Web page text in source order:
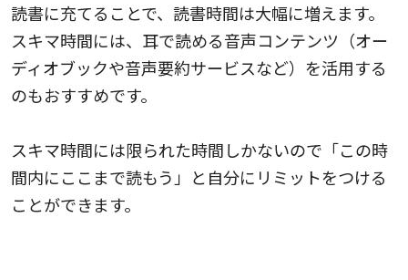
読書に充てることで、読書時間は大幅に増えます。
スキマ時間には、耳で読める音声コンテンツ（オー
ディオブックや音声要約サービスなど）を活用する
のもおすすめです。
スキマ時間には限られた時間しかないので「この時
間内にここまで読もう」と自分にリミットをつける
ことができます。